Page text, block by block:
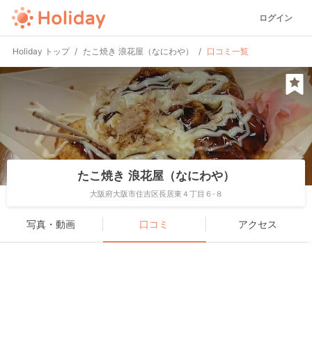
ログイン
Holiday トップ たこ焼き 浪花屋（なにわや） 口コミ一覧
たこ焼き 浪花屋（なにわや）
大阪府大阪市住吉区長居東４丁目６-８
写真・動画 口コミ アクセス